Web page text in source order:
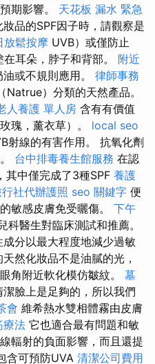
期影響。 天花板 漏水 緊急
品的SPF因子時，請觀察是
放鬆按摩 UVB）或僅防止
耳朵，脖子和背部。 附近
或不規則應用。 律師事務
Natrue）分類的天然產品。
人養護 單人房 含有有價值
瑰，薰衣草）。 local seo
射線的有害作用。 抗氧化劑
台中排毒養生館服務 在認
其中僅完成了3種SPF 養護
社代辦護照 seo 關鍵字 便
敏感皮膚免受曬傷。 下午
科醫生對臨床測試和推薦。
分以最大程度地減少過敏
然化妝品不是油膩的光，
角附近軟化模仿皺紋。 墓
臉上是足夠的，所以我們
會 維希熱水雙相體霧由皮膚
療法 它也適合最有問題和敏
輻射的負面影響，而且還提
含可預防UVA 清潔公司費用